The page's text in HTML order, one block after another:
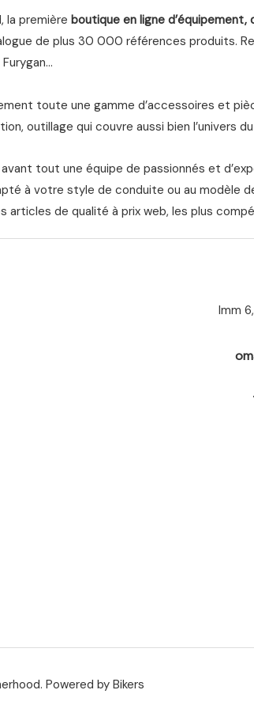
la première boutique en ligne
de plus 30 000 références produits.
toute une gamme d’accessoires et
outillage qui couvre aussi bien l’univers
avant tout une équipe de passionnés et
à votre style de conduite ou au
articles de qualité à prix web, les plus
Imm
Powered by Bikers